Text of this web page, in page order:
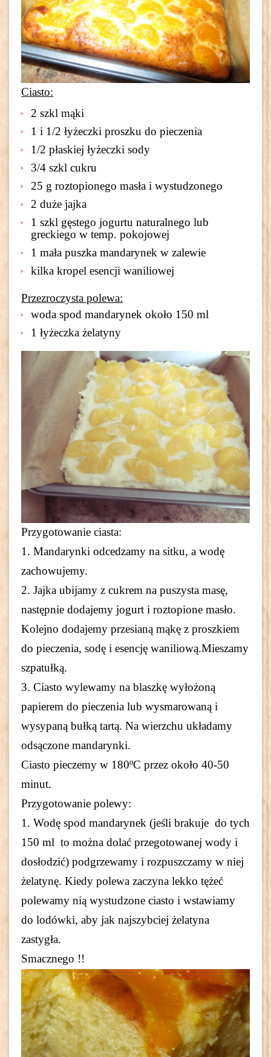
Ciasto:
2 szkl mąki
1 i 1/2 łyżeczki proszku do pieczenia
1/2 płaskiej łyżeczki sody
3/4 szkl cukru
25 g roztopionego masła i wystudzonego
2 duże jajka
1 szkl gęstego jogurtu naturalnego lub
greckiego w temp. pokojowej
1 mała puszka mandarynek w zalewie
kilka kropel esencji waniliowej
Przezroczysta polewa:
woda spod mandarynek około 150 ml
1 łyżeczka żelatyny
Przygotowanie ciasta:
1. Mandarynki odcedzamy na sitku, a wodę
zachowujemy.
2. Jajka ubijamy z cukrem na puszysta masę,
następnie dodajemy jogurt i roztopione masło.
Kolejno dodajemy przesianą mąkę z proszkiem
do pieczenia, sodę i esencję waniliową.Mieszamy
szpatułką.
3. Ciasto wylewamy na blaszkę wyłożoną
papierem do pieczenia lub wysmarowaną i
wysypaną bułką tartą. Na wierzchu układamy
odsączone mandarynki.
Ciasto pieczemy w 180ºC przez około 40-50
minut.
Przygotowanie polewy:
1. Wodę spod mandarynek (jeśli brakuje do tych
150 ml to można dolać przegotowanej wody i
dosłodzić) podgrzewamy i rozpuszczamy w niej
żelatynę. Kiedy polewa zaczyna lekko tężeć
polewamy nią wystudzone ciasto i wstawiamy
do lodówki, aby jak najszybciej żelatyna
zastygła.
Smacznego !!